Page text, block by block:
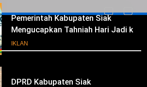
Pemerintah Kabupaten Siak
Mengucapkan Tahniah Hari Jadi ke-
26 Kabupaten Siak
IKLAN
DPRD Kabupaten Siak